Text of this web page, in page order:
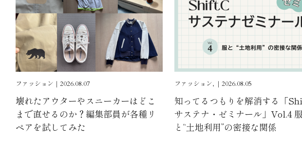
ファッション｜2026.08.07
壊れたアウターやスニーカーはどこ
まで直せるのか？編集部員が各種リ
ペアを試してみた
ファッション, ｜2026.08.05
知ってるつもりを解消する「
サステナ・ゼミナール」Vol.4 服
と“土地利用”の密接な関係